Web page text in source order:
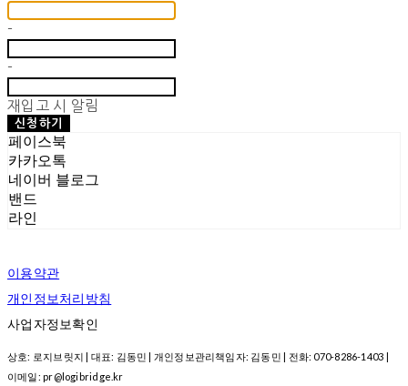
-
-
재입고 시 알림
신청하기
페이스북
카카오톡
네이버 블로그
밴드
라인
이용약관
개인정보처리방침
사업자정보확인
상호: 로지브릿지 | 대표: 김동민 | 개인정보관리책임자: 김동민 | 전화: 070-8286-1403 |
이메일: pr@logibridge.kr